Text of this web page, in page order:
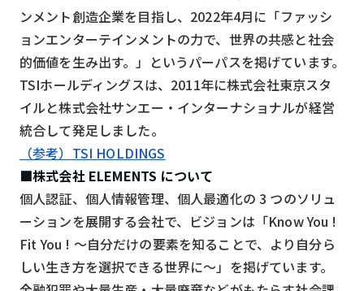
ンメント創造企業を目指し、2022年4月に「ファッシ
ョンエンターテインメントの力で、世界の共感と社会
的価値を生み出す。」というパーパスを掲げています。
TSIホールディングスは、2011年に株式会社東京スタ
イルと株式会社サンエー・インターナショナルが経営
統合して発足しました。
（参考）TSI HOLDINGS
■株式会社 ELEMENTS について
個人認証、個人情報管理、個人最適化の 3 つのソリュ
ーションを展開する会社で、ビジョンは「Know You !
Fit You ! 〜自分だけの要素を知ることで、より自分ら
しい生き方を選択できる世界に〜」を掲げています。